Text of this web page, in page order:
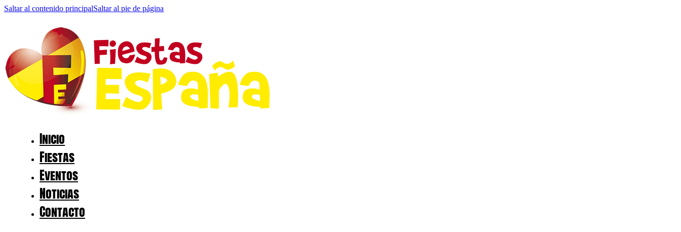
Saltar al contenido principalSaltar al pie de página
Inicio
Fiestas
Eventos
Noticias
Contacto